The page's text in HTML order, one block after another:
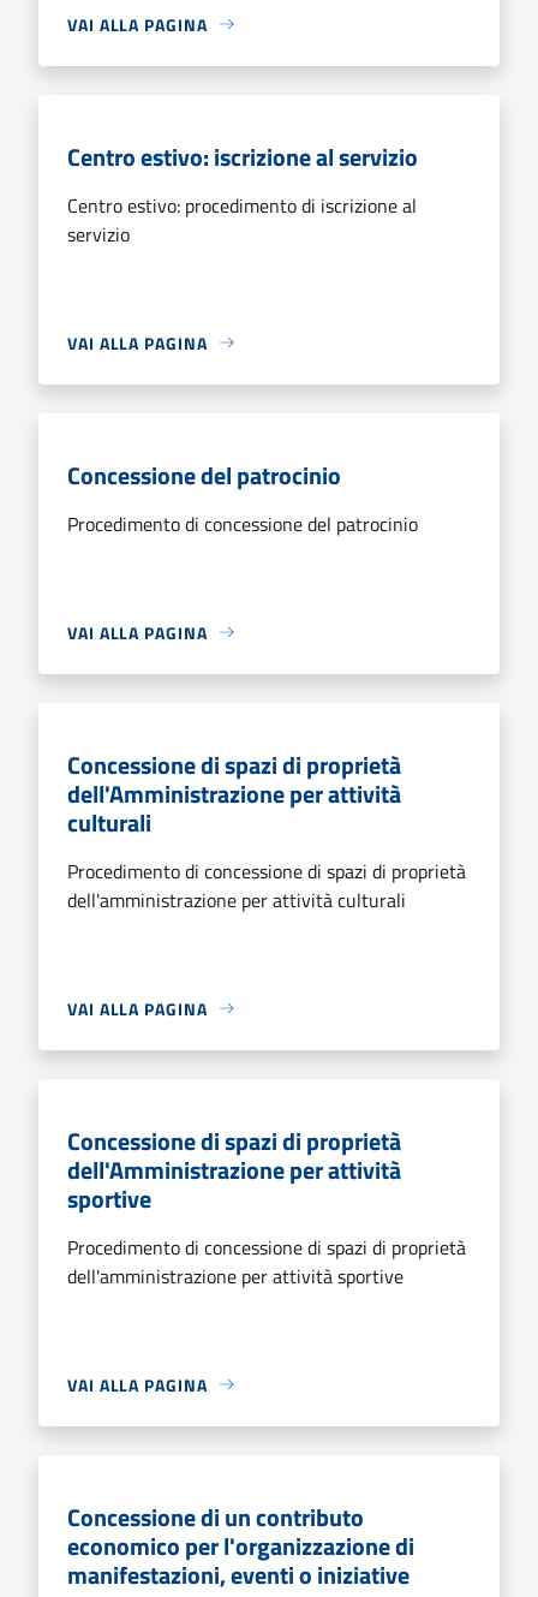
VAI ALLA PAGINA
Centro estivo: iscrizione al servizio
Centro estivo: procedimento di iscrizione al
servizio
VAI ALLA PAGINA
Concessione del patrocinio
Procedimento di concessione del patrocinio
VAI ALLA PAGINA
Concessione di spazi di proprietà
dell'Amministrazione per attività
culturali
Procedimento di concessione di spazi di proprietà
dell'amministrazione per attività culturali
VAI ALLA PAGINA
Concessione di spazi di proprietà
dell'Amministrazione per attività
sportive
Procedimento di concessione di spazi di proprietà
dell'amministrazione per attività sportive
VAI ALLA PAGINA
Concessione di un contributo
economico per l'organizzazione di
manifestazioni, eventi o iniziative